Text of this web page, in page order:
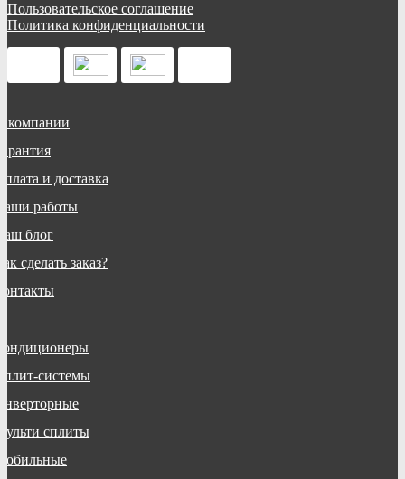
Пользовательское соглашение
Политика конфиденциальности
компании
и доставка
работы
блог
сделать заказ?
системы
сплиты